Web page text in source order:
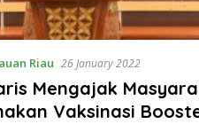
Riau 26 January 2022
Mengajak
Vaksinasi